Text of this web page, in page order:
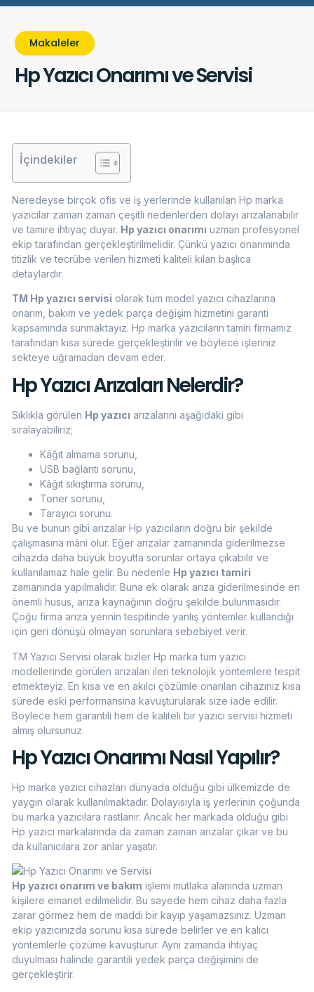
Makaleler
Hp Yazıcı Onarımı ve Servisi
İçindekiler
Neredeyse birçok ofis ve iş yerlerinde kullanılan Hp marka
yazıcılar zaman zaman çeşitli nedenlerden dolayı arızalanabilir
ve tamire ihtiyaç duyar. Hp yazıcı onarımı uzman profesyonel
ekip tarafından gerçekleştirilmelidir. Çünkü yazıcı onarımında
titizlik ve tecrübe verilen hizmeti kaliteli kılan başlıca
detaylardır.
TM Hp yazıcı servisi olarak tüm model yazıcı cihazlarına
onarım, bakım ve yedek parça değişim hizmetini garanti
kapsamında sunmaktayız. Hp marka yazıcıların tamiri firmamız
tarafından kısa sürede gerçekleştirilir ve böylece işleriniz
sekteye uğramadan devam eder.
Hp Yazıcı Arızaları Nelerdir?
Sıklıkla görülen Hp yazıcı arızalarını aşağıdaki gibi
sıralayabiliriz;
Kâğıt almama sorunu,
USB bağlantı sorunu,
Kâğıt sıkıştırma sorunu,
Toner sorunu,
Tarayıcı sorunu.
Bu ve bunun gibi arızalar Hp yazıcıların doğru bir şekilde
çalışmasına mâni olur. Eğer arızalar zamanında giderilmezse
cihazda daha büyük boyutta sorunlar ortaya çıkabilir ve
kullanılamaz hale gelir. Bu nedenle Hp yazıcı tamiri
zamanında yapılmalıdır. Buna ek olarak arıza giderilmesinde en
önemli husus, arıza kaynağının doğru şekilde bulunmasıdır.
Çoğu firma arıza yerinin tespitinde yanlış yöntemler kullandığı
için geri dönüşü olmayan sorunlara sebebiyet verir.
TM Yazıcı Servisi olarak bizler Hp marka tüm yazıcı
modellerinde görülen arızaları ileri teknolojik yöntemlere tespit
etmekteyiz. En kısa ve en akılcı çözümle onarılan cihazınız kısa
sürede eski performansına kavuşturularak size iade edilir.
Böylece hem garantili hem de kaliteli bir yazıcı servisi hizmeti
almış olursunuz.
Hp Yazıcı Onarımı Nasıl Yapılır?
Hp marka yazıcı cihazları dünyada olduğu gibi ülkemizde de
yaygın olarak kullanılmaktadır. Dolayısıyla iş yerlerinin çoğunda
bu marka yazıcılara rastlanır. Ancak her markada olduğu gibi
Hp yazıcı markalarında da zaman zaman arızalar çıkar ve bu
da kullanıcılara zor anlar yaşatır.
Hp yazıcı onarım ve bakım işlemi mutlaka alanında uzman
kişilere emanet edilmelidir. Bu sayede hem cihaz daha fazla
zarar görmez hem de maddi bir kayıp yaşamazsınız. Uzman
ekip yazıcınızda sorunu kısa sürede belirler ve en kalıcı
yöntemlerle çözüme kavuşturur. Aynı zamanda ihtiyaç
duyulması halinde garantili yedek parça değişimini de
gerçekleştirir.